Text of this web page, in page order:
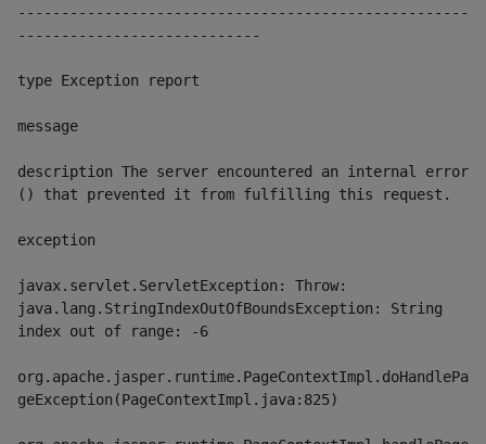
----------------------------------------------------
----------------------------
type Exception report
message
description The server encountered an internal error
() that prevented it from fulfilling this request.
exception
javax.servlet.ServletException: Throw:
java.lang.StringIndexOutOfBoundsException: String
index out of range: -6
org.apache.jasper.runtime.PageContextImpl.doHandlePa
geException(PageContextImpl.java:825)